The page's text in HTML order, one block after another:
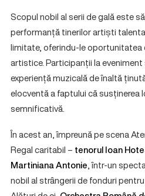
Scopul nobil al serii de gală este
performanță tinerilor artiști
limitate, oferindu-le oportunitatea
artistice. Participanții la eveniment
experiență muzicală de înaltă
elocventă a faptului că susținerea
semnificativă.
În acest an, împreună pe scena
Regal caritabil – tenorul Ioan
Martiniana Antonie, într-un
nobil al strângerii de fonduri